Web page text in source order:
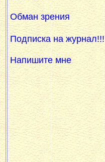
Обман зрения
Подписка на журнал!!!
Напишите мне